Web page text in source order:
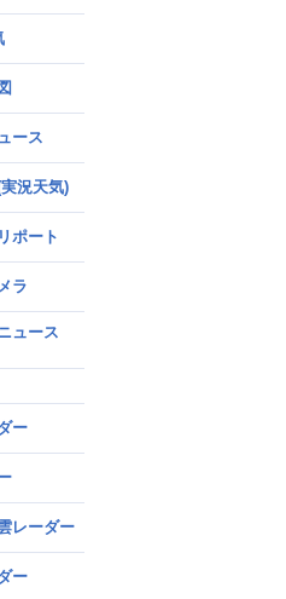
ース
況天気)
ポート
ラ
ュース
ー
レーダー
ー